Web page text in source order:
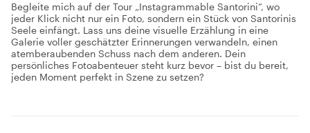
Begleite mich auf der Tour „Instagrammable Santorini“, wo
jeder Klick nicht nur ein Foto, sondern ein Stück von Santorinis
Seele einfängt. Lass uns deine visuelle Erzählung in eine
Galerie voller geschätzter Erinnerungen verwandeln, einen
atemberaubenden Schuss nach dem anderen. Dein
persönliches Fotoabenteuer steht kurz bevor – bist du bereit,
jeden Moment perfekt in Szene zu setzen?